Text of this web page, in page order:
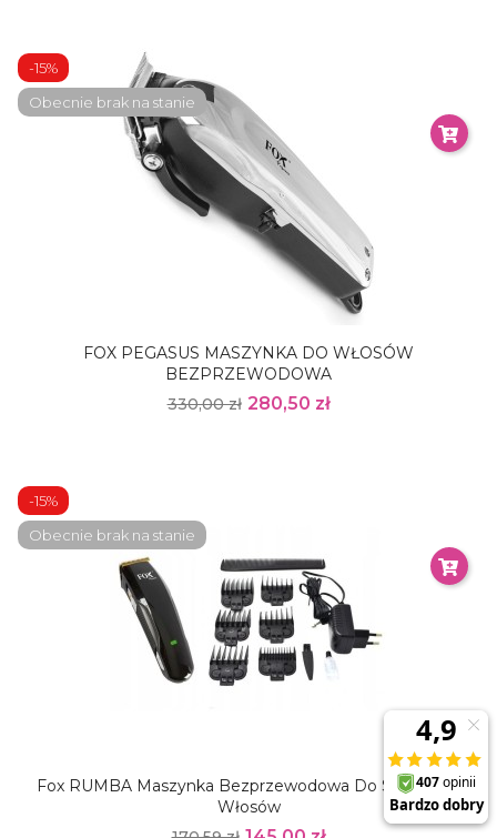
FOX PEGASUS MASZYNKA DO WŁOSÓW
BEZPRZEWODOWA
330,00 zł 280,50 zł
-15%
Obecnie brak na stanie
Fox RUMBA Maszynka Bezprzewodowa Do Strzyżenia
Włosów
-15%
Obecnie brak na stanie